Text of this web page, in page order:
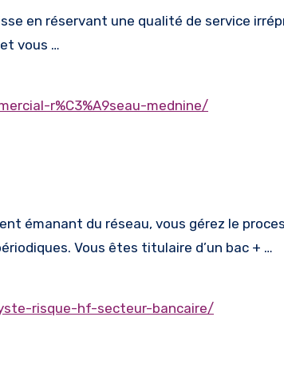
en réservant une qualité de service
vous …
r%C3%A9seau-mednine/
émanant du réseau, vous gérez le
Vous êtes titulaire d’un bac + …
risque-hf-secteur-bancaire/